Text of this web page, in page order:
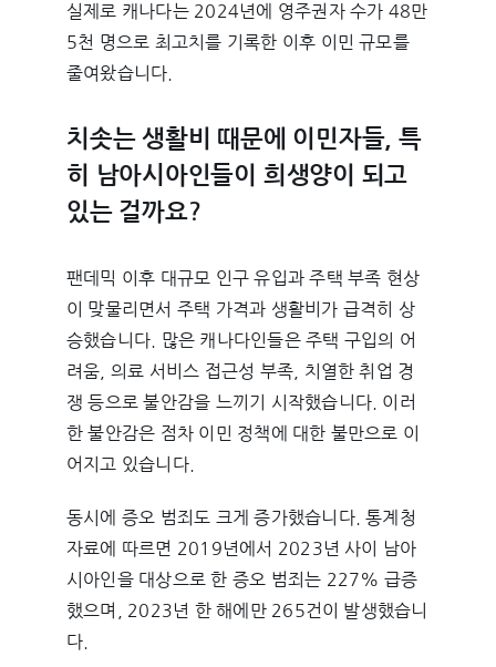
실제로 캐나다는 2024년에 영주권자 수가 48만
5천 명으로 최고치를 기록한 이후 이민 규모를
줄여왔습니다.
치솟는 생활비 때문에 이민자들, 특
히 남아시아인들이 희생양이 되고
있는 걸까요?
팬데믹 이후 대규모 인구 유입과 주택 부족 현상
이 맞물리면서 주택 가격과 생활비가 급격히 상
승했습니다. 많은 캐나다인들은 주택 구입의 어
려움, 의료 서비스 접근성 부족, 치열한 취업 경
쟁 등으로 불안감을 느끼기 시작했습니다. 이러
한 불안감은 점차 이민 정책에 대한 불만으로 이
어지고 있습니다.
동시에 증오 범죄도 크게 증가했습니다. 통계청
자료에 따르면 2019년에서 2023년 사이 남아
시아인을 대상으로 한 증오 범죄는 227% 급증
했으며, 2023년 한 해에만 265건이 발생했습니
다.